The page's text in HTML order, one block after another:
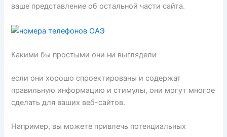
ваше представление об остальной части сайта.
Какими бы простыми они ни выглядели
если они хорошо спроектированы и содержат
правильную информацию и стимулы, они могут многое
сделать для ваших веб-сайтов.
Например, вы можете привлечь потенциальных